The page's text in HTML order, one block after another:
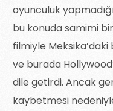
oyunculuk
bu konuda samimi
filmiyle Meksika’daki
ve burada
dile getirdi. Ancak
kaybetmesi